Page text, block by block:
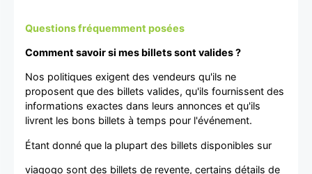
Questions fréquemment posées
Comment savoir si mes billets sont valides ?
Nos politiques exigent des vendeurs qu'ils ne
proposent que des billets valides, qu'ils fournissent des
informations exactes dans leurs annonces et qu'ils
livrent les bons billets à temps pour l'événement.
Étant donné que la plupart des billets disponibles sur
viagogo sont des billets de revente, certains détails de